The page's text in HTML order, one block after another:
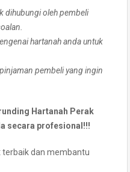
dihubungi oleh pembeli
hartanah anda untuk
pembeli yang ingin
Hartanah Perak
secara profesional!!!
terbaik dan membantu